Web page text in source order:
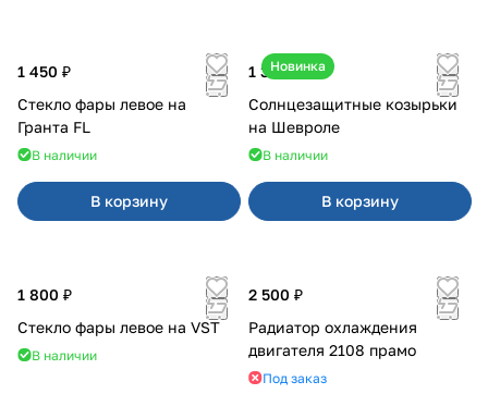
1 450 ₽
Стекло фары левое на
Гранта FL
В наличии
В корзину
Новинка
1 350 ₽
Солнцезащитные козырьки
на Шевроле
В наличии
В корзину
1 800 ₽
Стекло фары левое на VST
В наличии
2 500 ₽
Радиатор охлаждения
двигателя 2108 прамо
Под заказ